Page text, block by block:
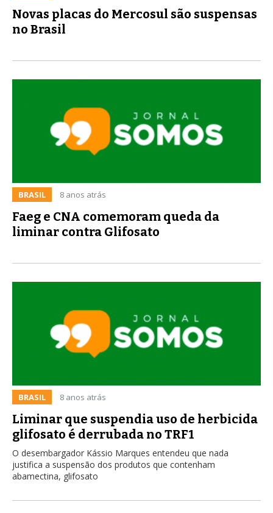
Novas placas do Mercosul são suspensas
no Brasil
BRASIL 8 anos atrás
Faeg e CNA comemoram queda da
liminar contra Glifosato
BRASIL 8 anos atrás
Liminar que suspendia uso de herbicida
glifosato é derrubada no TRF1
O desembargador Kássio Marques entendeu que nada
justifica a suspensão dos produtos que contenham
abamectina, glifosato